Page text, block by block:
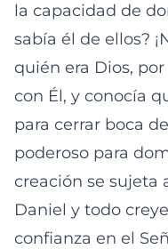
la capacidad de
sabía él de ellos?
quién era Dios,
con Él, y conocía
para cerrar boca
poderoso para
creación se sujeta
Daniel y todo
confianza en el